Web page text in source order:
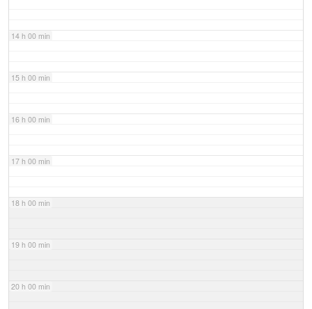
14 h 00 min
15 h 00 min
16 h 00 min
17 h 00 min
18 h 00 min
19 h 00 min
20 h 00 min